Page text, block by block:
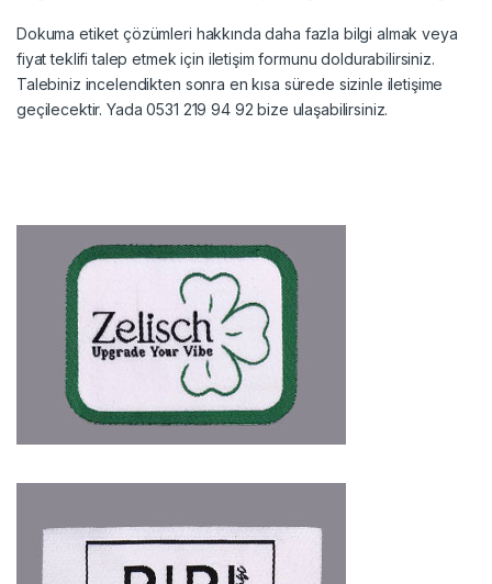
Dokuma etiket çözümleri hakkında daha fazla bilgi almak veya
fiyat teklifi talep etmek için iletişim formunu doldurabilirsiniz.
Talebiniz incelendikten sonra en kısa sürede sizinle iletişime
geçilecektir. Yada 0531 219 94 92 bize ulaşabilirsiniz.